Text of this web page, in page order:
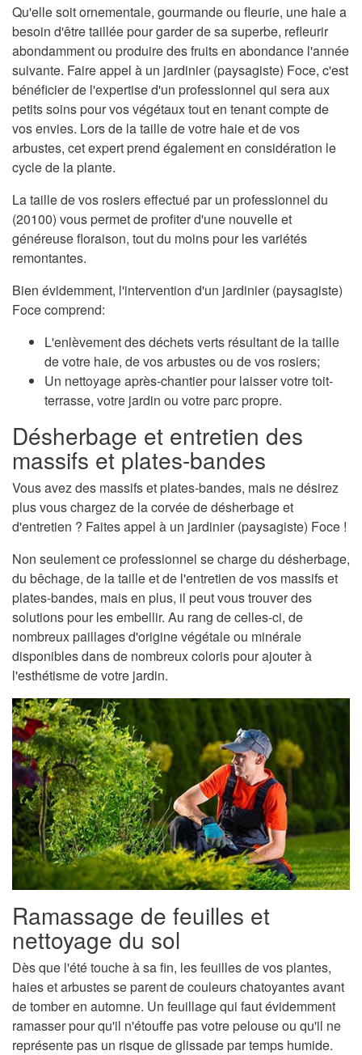
Qu'elle soit ornementale, gourmande ou fleurie, une haie a
besoin d'être taillée pour garder de sa superbe, refleurir
abondamment ou produire des fruits en abondance l'année
suivante. Faire appel à un jardinier (paysagiste) Foce, c'est
bénéficier de l'expertise d'un professionnel qui sera aux
petits soins pour vos végétaux tout en tenant compte de
vos envies. Lors de la taille de votre haie et de vos
arbustes, cet expert prend également en considération le
cycle de la plante.
La taille de vos rosiers effectué par un professionnel du
(20100) vous permet de profiter d'une nouvelle et
généreuse floraison, tout du moins pour les variétés
remontantes.
Bien évidemment, l'intervention d'un jardinier (paysagiste)
Foce comprend:
L'enlèvement des déchets verts résultant de la taille
de votre haie, de vos arbustes ou de vos rosiers;
Un nettoyage après-chantier pour laisser votre toit-
terrasse, votre jardin ou votre parc propre.
Désherbage et entretien des
massifs et plates-bandes
Vous avez des massifs et plates-bandes, mais ne désirez
plus vous chargez de la corvée de désherbage et
d'entretien ? Faites appel à un jardinier (paysagiste) Foce !
Non seulement ce professionnel se charge du désherbage,
du bêchage, de la taille et de l'entretien de vos massifs et
plates-bandes, mais en plus, il peut vous trouver des
solutions pour les embellir. Au rang de celles-ci, de
nombreux paillages d'origine végétale ou minérale
disponibles dans de nombreux coloris pour ajouter à
l'esthétisme de votre jardin.
Ramassage de feuilles et
nettoyage du sol
Dès que l'été touche à sa fin, les feuilles de vos plantes,
haies et arbustes se parent de couleurs chatoyantes avant
de tomber en automne. Un feuillage qui faut évidemment
ramasser pour qu'il n'étouffe pas votre pelouse ou qu'il ne
représente pas un risque de glissade par temps humide.